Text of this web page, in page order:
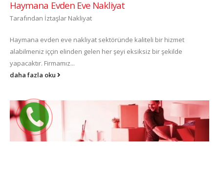
Haymana Evden Eve Nakliyat
Tarafından İztaşlar Nakliyat
Haymana evden eve nakliyat sektöründe kaliteli bir hizmet
alabilmeniz iççin elinden gelen her şeyi eksiksiz bir şekilde
yapacaktır. Firmamız...
daha fazla oku